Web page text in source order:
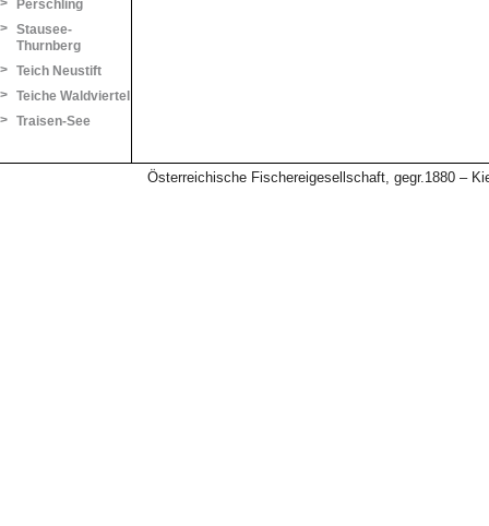
>
Perschling
> Stausee-
Thurnberg
> Teich Neustift
> Teiche Waldviertel
> Traisen-See
Österreichische Fischereigesellschaft, gegr.1880 –